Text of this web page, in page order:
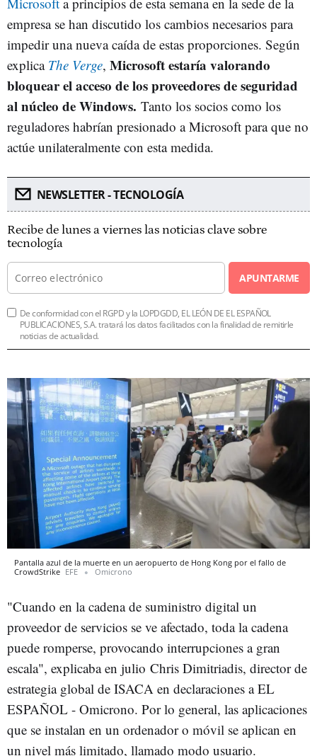
empresa se han discutido los cambios necesarios para
impedir una nueva caída de estas proporciones. Según
explica The Verge, Microsoft estaría valorando
bloquear el acceso de los proveedores de seguridad
al núcleo de Windows. Tanto los socios como los
reguladores habrían presionado a Microsoft para que no
actúe unilateralmente con esta medida.
NEWSLETTER - TECNOLOGÍA
Recibe de lunes a viernes las noticias clave sobre
tecnología
APUNTARME
De conformidad con el RGPD y la LOPDGDD, EL LEÓN DE EL ESPAÑOL
PUBLICACIONES, S.A. tratará los datos facilitados con la finalidad de remitirle
noticias de actualidad.
Pantalla azul de la muerte en un aeropuerto de Hong Kong por el fallo de
CrowdStrike EFE Omicrono
"Cuando en la cadena de suministro digital un
proveedor de servicios se ve afectado, toda la cadena
puede romperse, provocando interrupciones a gran
escala", explicaba en julio Chris Dimitriadis, director de
estrategia global de ISACA en declaraciones a EL
ESPAÑOL - Omicrono. Por lo general, las aplicaciones
que se instalan en un ordenador o móvil se aplican en
un nivel más limitado, llamado modo usuario.